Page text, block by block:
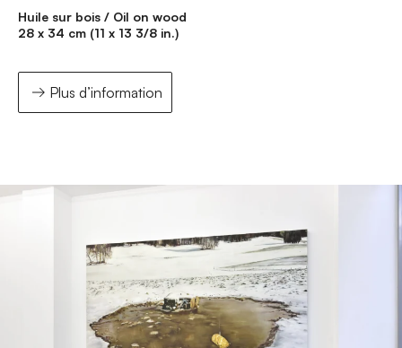
Huile sur bois / Oil on wood
28 x 34 cm (11 x 13 3/8 in.)
Plus d’information